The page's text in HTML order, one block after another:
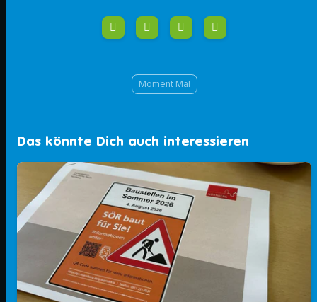
Moment Mal
Das könnte Dich auch interessieren